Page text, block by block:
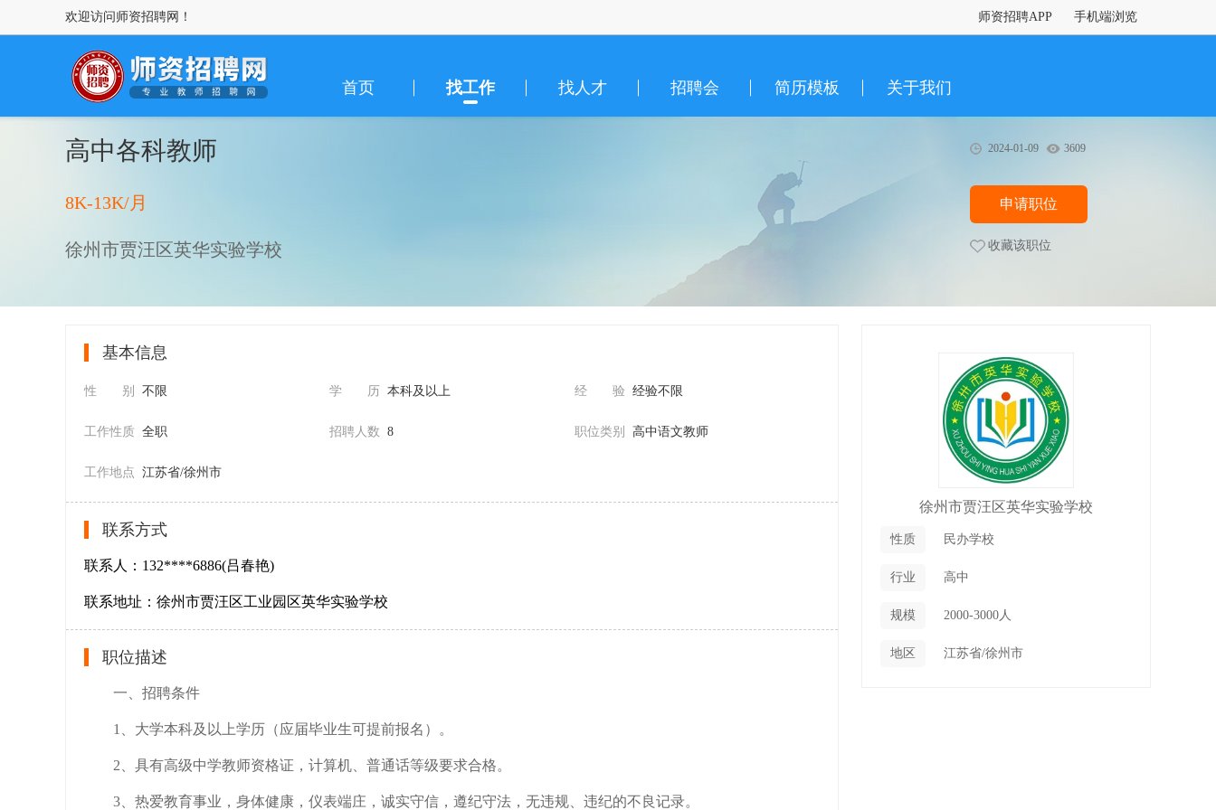
欢迎访问师资招聘网！ 师资招聘APP 手机端浏览
首页 找工作 找人才 招聘会 简历模板 关于我们
高中各科教师
8K-13K/月
徐州市贾汪区英华实验学校
2024-01-09 3609
申请职位
收藏该职位
基本信息
性 别 不限 学 历 本科及以上 经 验 经验不限
工作性质 全职 招聘人数 8 职位类别 高中语文教师
工作地点 江苏省/徐州市
联系方式
联系人：132****6886(吕春艳)
联系地址：徐州市贾汪区工业园区英华实验学校
职位描述
一、招聘条件
1、大学本科及以上学历（应届毕业生可提前报名）。
2、具有高级中学教师资格证，计算机、普通话等级要求合格。
3、热爱教育事业，身体健康，仪表端庄，诚实守信，遵纪守法，无违规、违纪的不良记录。
徐州市贾汪区英华实验学校
性质 民办学校
行业 高中
规模 2000-3000人
地区 江苏省/徐州市